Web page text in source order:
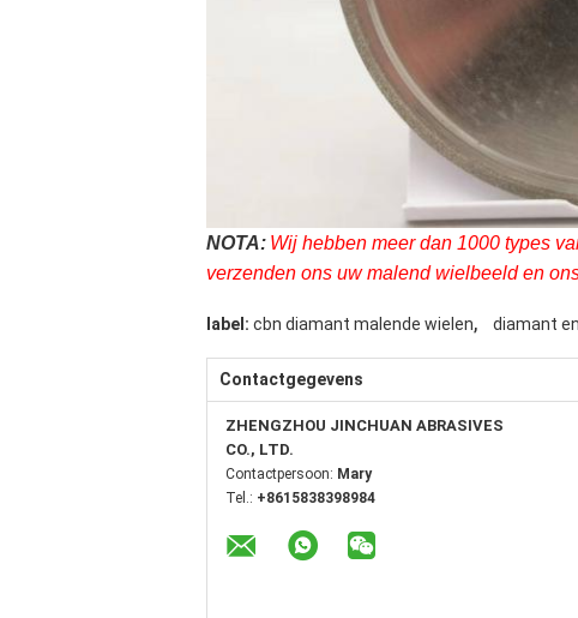
NOTA: Wij hebben meer dan 1000 types
verzenden ons uw malend wielbeeld en
label: cbn diamant malende wielen, diamant
Contactgegevens
ZHENGZHOU JINCHUAN ABRASIVES
CO., LTD.
Contactpersoon: Mary
Tel.: +8615838398984